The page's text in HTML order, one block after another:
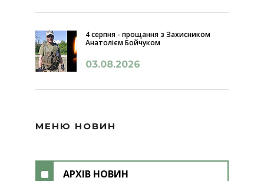
4 серпня - прощання з Захисником
Анатолієм Бойчуком
03.08.2026
МЕНЮ НОВИН
АРХІВ НОВИН